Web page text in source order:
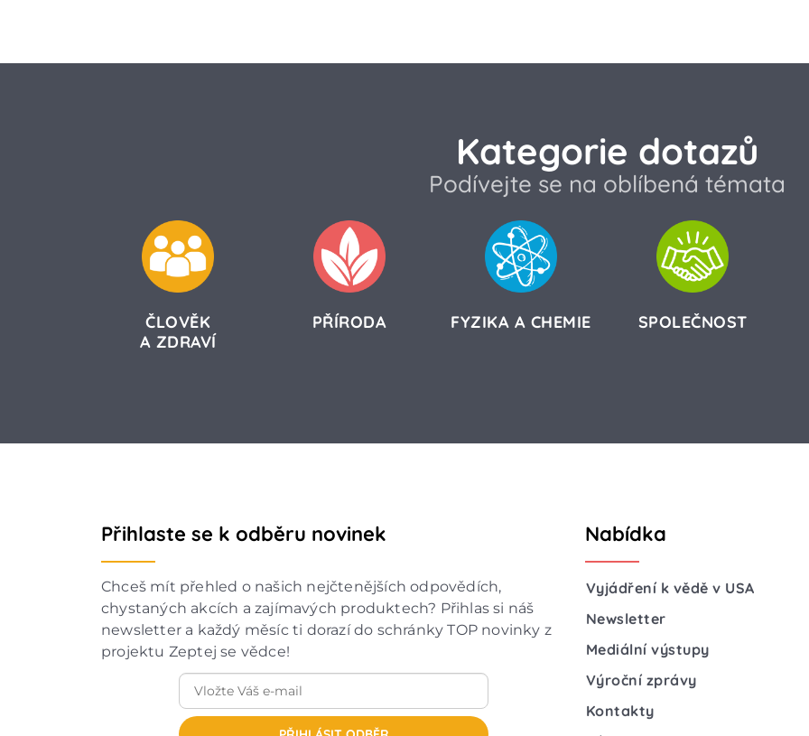
Kategorie dotazů
Podívejte se na oblíbená témata
ČLOVĚK
A ZDRAVÍ
PŘÍRODA FYZIKA A CHEMIE SPOLEČNOST
Přihlaste se k odběru novinek
Chceš mít přehled o našich nejčtenějších odpovědích,
chystaných akcích a zajímavých produktech? Přihlas si náš
newsletter a každý měsíc ti dorazí do schránky TOP novinky z
projektu Zeptej se vědce!
Nabídka
Vyjádření k vědě v USA
Newsletter
Mediální výstupy
Výroční zprávy
Kontakty